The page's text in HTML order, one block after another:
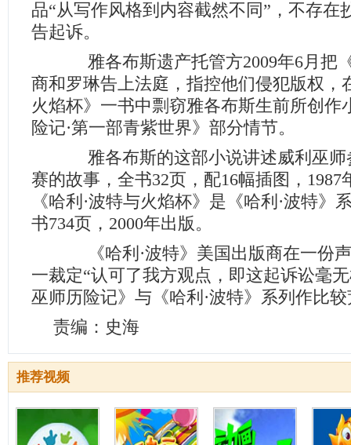
品“从写作风格到内容截然不同”，不存在
告起诉。
雅各布斯遗产托管方2009年6月把
商和罗琳告上法庭，指控他们侵犯版权，
火焰杯》一书中剽窃雅各布斯生前所创作
险记·第一部青紫世界》部分情节。
雅各布斯的这部小说讲述威利巫师
赛的故事，全书32页，配16幅插图，1987
《哈利·波特与火焰杯》是《哈利·波特》
书734页，2000年出版。
《哈利·波特》美国出版商在一份
一裁定“认可了我方观点，即这起诉讼毫
巫师历险记》与《哈利·波特》系列作比
责编：史海
推荐视频